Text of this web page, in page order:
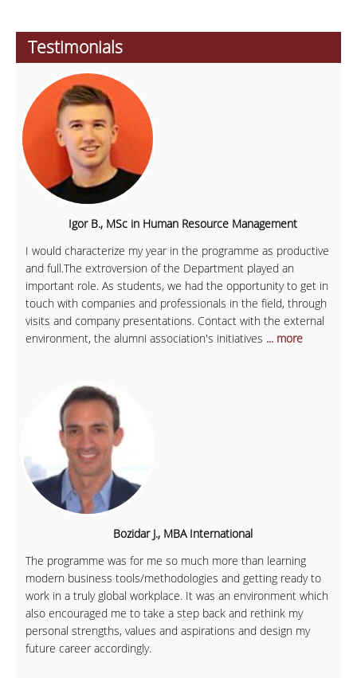
Testimonials
Igor B., MSc in Human Resource Management
I would characterize my year in the programme as productive
and full.The extroversion of the Department played an
important role. As students, we had the opportunity to get in
touch with companies and professionals in the field, through
visits and company presentations. Contact with the external
environment, the alumni association's initiatives ... more
Bozidar J., MBA International
The programme was for me so much more than learning
modern business tools/methodologies and getting ready to
work in a truly global workplace. It was an environment which
also encouraged me to take a step back and rethink my
personal strengths, values and aspirations and design my
future career accordingly.